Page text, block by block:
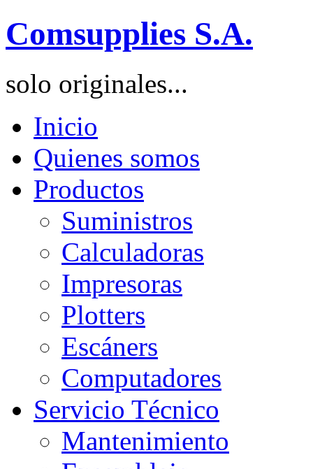
Comsupplies S.A.
solo originales...
Inicio
Quienes somos
Productos
Suministros
Calculadoras
Impresoras
Plotters
Escáners
Computadores
Servicio Técnico
Mantenimiento